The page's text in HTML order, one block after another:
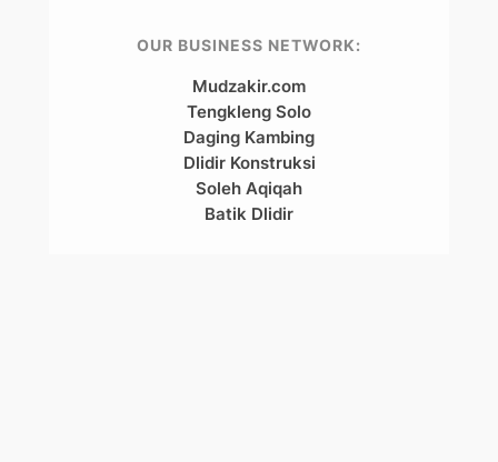
OUR BUSINESS NETWORK:
Mudzakir.com
Tengkleng Solo
Daging Kambing
Dlidir Konstruksi
Soleh Aqiqah
Batik Dlidir